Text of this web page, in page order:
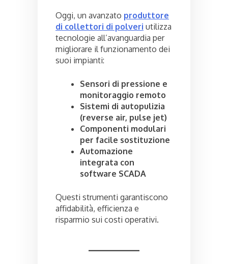
Oggi, un avanzato produttore
di collettori di polveri utilizza
tecnologie all’avanguardia per
migliorare il funzionamento dei
suoi impianti:
Sensori di pressione e
monitoraggio remoto
Sistemi di autopulizia
(reverse air, pulse jet)
Componenti modulari
per facile sostituzione
Automazione
integrata con
software SCADA
Questi strumenti garantiscono
affidabilità, efficienza e
risparmio sui costi operativi.